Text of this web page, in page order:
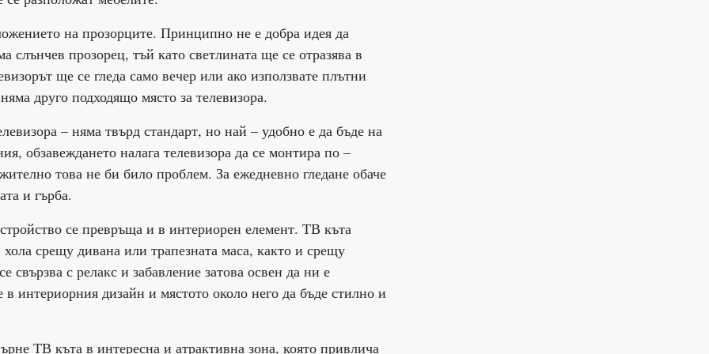
на прозорците. Принципно не е добра идея да
слънчев прозорец, тъй като светлината ще се отразява в
ще се гледа само вечер или ако използвате плътни
друго подходящо място за телевизора.
– няма твърд стандарт, но най – удобно е да бъде на
обзавеждането налага телевизора да се монтира по –
това не би било проблем. За ежедневно гледане обаче
и гърба.
се превръща и в интериорен елемент. ТВ къта
срещу дивана или трапезната маса, както и срещу
свързва с релакс и забавление затова освен да ни е
интериорния дизайн и мястото около него да бъде стилно и
ТВ къта в интересна и атрактивна зона, която привлича